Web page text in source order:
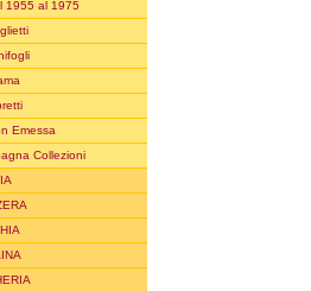
1955 al 1975
Emessa
Collezioni